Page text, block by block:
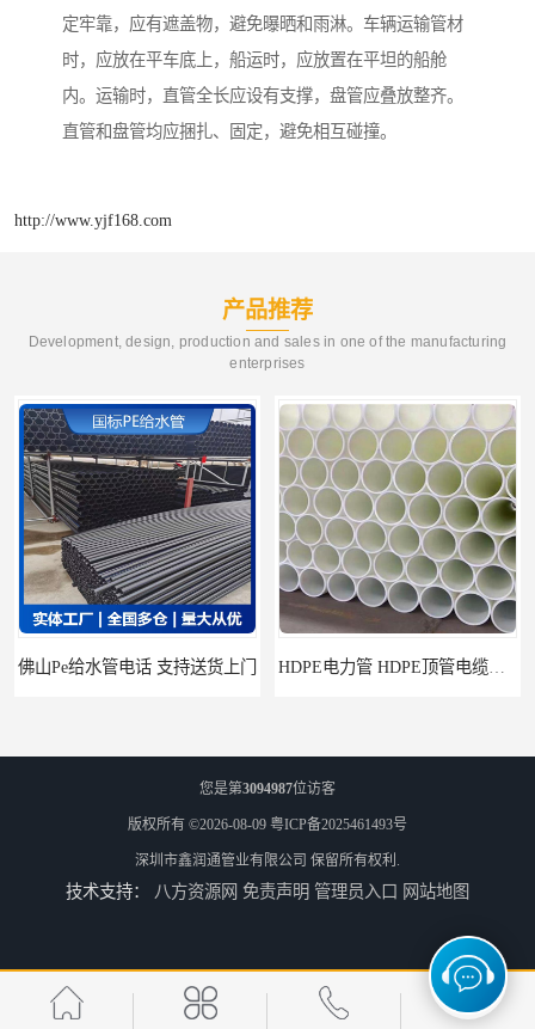
定牢靠，应有遮盖物，避免曝晒和雨淋。车辆运输管材
时，应放在平车底上，船运时，应放置在平坦的船舱
内。运输时，直管全长应设有支撑，盘管应叠放整齐。
直管和盘管均应捆扎、固定，避免相互碰撞。
http://www.yjf168.com
产品推荐
Development, design, production and sales in one of the manufacturing
enterprises
HDPE电力管 HDPE顶管电缆管保护套管 HDPE钢丝骨架管 HDPE给水管自来水管饮用水管
HDPE给水管 佛山Pe给水管电话 支持送货上门
您是第3094987位访客
版权所有 ©2026-08-09 粤ICP备2025461493号
深圳市鑫润通管业有限公司 保留所有权利.
技术支持： 八方资源网 免责声明 管理员入口 网站地图